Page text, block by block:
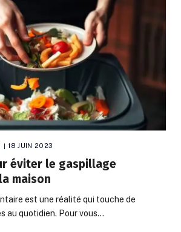
18 JUIN 2023
éviter le gaspillage
maison
est une réalité qui touche de
au quotidien. Pour vous…